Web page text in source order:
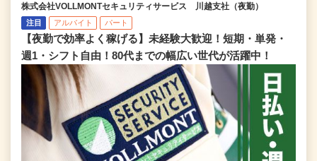
株式会社VOLLMONTセキュリティサービス 川越支社（夜勤）
注目 アルバイト パート
【夜勤で効率よく稼げる】未経験大歓迎！短期・単発・
週1・シフト自由！80代までの幅広い世代が活躍中！